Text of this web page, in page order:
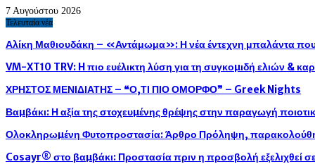
7 Αυγούστου 2026
Τελευταία νέα
Αλίκη Μαθιουδάκη – «Αντάμωμα»: Η νέα έντεχνη μπαλάντα
VM-XT10 TRV: H πιο ευέλικτη λύση για τη συγκοµιδή ελιών &
ΧΡΗΣΤΟΣ ΜΕΝΙΔΙΑΤΗΣ – ❝Ο,ΤΙ ΠΙΟ ΟΜΟΡΦΟ❞ – Greek Nights
Βαµβάκι: Η αξία της στοχευµένης θρέψης στην παραγωγή
Ολοκληρωµένη Φυτοπροστασία: Άρθρο Πρόληψη,
Cosayr® στο βαµβάκι: Προστασία πριν η προσβολή εξελιχθεί